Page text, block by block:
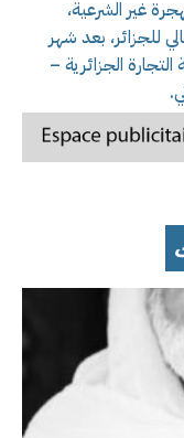
غير الشرعية،
للجزائر، بعد شهر
الجزائرية –